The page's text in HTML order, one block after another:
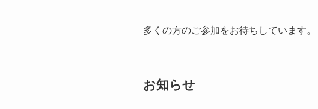
多くの方のご参加をお待ちしています。
お知らせ